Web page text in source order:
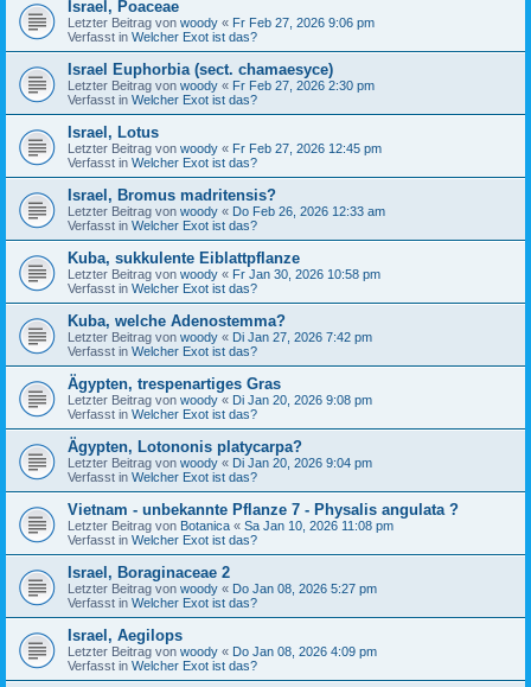
Israel, Poaceae
Letzter Beitrag von woody « Fr Feb 27, 2026 9:06 pm
Verfasst in Welcher Exot ist das?
Israel Euphorbia (sect. chamaesyce)
Letzter Beitrag von woody « Fr Feb 27, 2026 2:30 pm
Verfasst in Welcher Exot ist das?
Israel, Lotus
Letzter Beitrag von woody « Fr Feb 27, 2026 12:45 pm
Verfasst in Welcher Exot ist das?
Israel, Bromus madritensis?
Letzter Beitrag von woody « Do Feb 26, 2026 12:33 am
Verfasst in Welcher Exot ist das?
Kuba, sukkulente Eiblattpflanze
Letzter Beitrag von woody « Fr Jan 30, 2026 10:58 pm
Verfasst in Welcher Exot ist das?
Kuba, welche Adenostemma?
Letzter Beitrag von woody « Di Jan 27, 2026 7:42 pm
Verfasst in Welcher Exot ist das?
Ägypten, trespenartiges Gras
Letzter Beitrag von woody « Di Jan 20, 2026 9:08 pm
Verfasst in Welcher Exot ist das?
Ägypten, Lotononis platycarpa?
Letzter Beitrag von woody « Di Jan 20, 2026 9:04 pm
Verfasst in Welcher Exot ist das?
Vietnam - unbekannte Pflanze 7 - Physalis angulata ?
Letzter Beitrag von Botanica « Sa Jan 10, 2026 11:08 pm
Verfasst in Welcher Exot ist das?
Israel, Boraginaceae 2
Letzter Beitrag von woody « Do Jan 08, 2026 5:27 pm
Verfasst in Welcher Exot ist das?
Israel, Aegilops
Letzter Beitrag von woody « Do Jan 08, 2026 4:09 pm
Verfasst in Welcher Exot ist das?